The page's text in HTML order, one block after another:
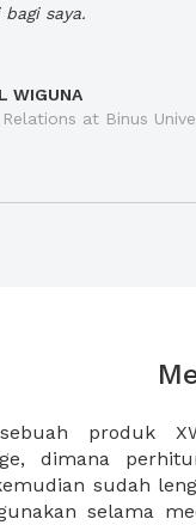
saya.
WIGUNA
at Binus
produk
dimana
sudah
selama
sela acara
Anda yang
tahun,
atau